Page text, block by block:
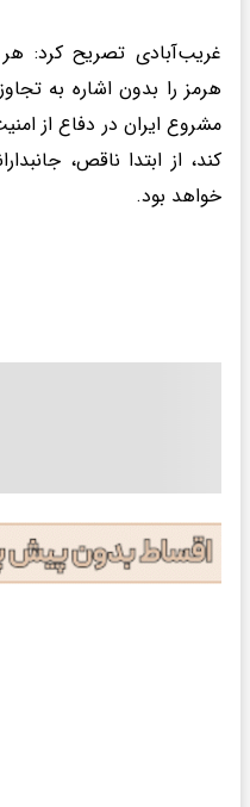
غریب‌آبادی تصریح کرد:
هرمز را بدون اشاره به
مشروع ایران در دفاع از
کند، از ابتدا ناقص،
خواهد بود.